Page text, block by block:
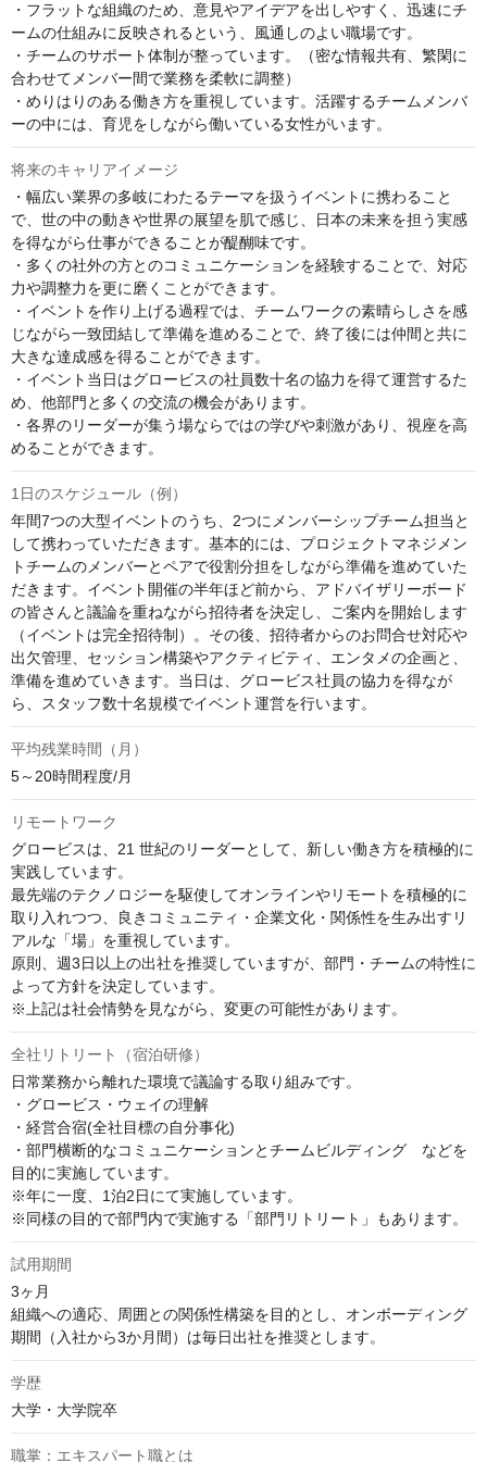
・フラットな組織のため、意見やアイデアを出しやすく、迅速にチ
ームの仕組みに反映されるという、風通しのよい職場です。
・チームのサポート体制が整っています。（密な情報共有、繁閑に
合わせてメンバー間で業務を柔軟に調整）
・めりはりのある働き方を重視しています。活躍するチームメンバ
ーの中には、育児をしながら働いている女性がいます。
将来のキャリアイメージ
・幅広い業界の多岐にわたるテーマを扱うイベントに携わること
で、世の中の動きや世界の展望を肌で感じ、日本の未来を担う実感
を得ながら仕事ができることが醍醐味です。
・多くの社外の方とのコミュニケーションを経験することで、対応
力や調整力を更に磨くことができます。
・イベントを作り上げる過程では、チームワークの素晴らしさを感
じながら一致団結して準備を進めることで、終了後には仲間と共に
大きな達成感を得ることができます。
・イベント当日はグロービスの社員数十名の協力を得て運営するた
め、他部門と多くの交流の機会があります。
・各界のリーダーが集う場ならではの学びや刺激があり、視座を高
めることができます。
1日のスケジュール（例）
年間7つの大型イベントのうち、2つにメンバーシップチーム担当と
して携わっていただきます。基本的には、プロジェクトマネジメン
トチームのメンバーとペアで役割分担をしながら準備を進めていた
だきます。イベント開催の半年ほど前から、アドバイザリーボード
の皆さんと議論を重ねながら招待者を決定し、ご案内を開始します
（イベントは完全招待制）。その後、招待者からのお問合せ対応や
出欠管理、セッション構築やアクティビティ、エンタメの企画と、
準備を進めていきます。当日は、グロービス社員の協力を得なが
ら、スタッフ数十名規模でイベント運営を行います。
平均残業時間（月）
5～20時間程度/月
リモートワーク
グロービスは、21 世紀のリーダーとして、新しい働き方を積極的に
実践しています。
最先端のテクノロジーを駆使してオンラインやリモートを積極的に
取り入れつつ、良きコミュニティ・企業文化・関係性を生み出すリ
アルな「場」を重視しています。
原則、週3日以上の出社を推奨していますが、部門・チームの特性に
よって方針を決定しています。
※上記は社会情勢を見ながら、変更の可能性があります。
全社リトリート（宿泊研修）
日常業務から離れた環境で議論する取り組みです。
・グロービス・ウェイの理解
・経営合宿(全社目標の自分事化)
・部門横断的なコミュニケーションとチームビルディング　などを
目的に実施しています。
※年に一度、1泊2日にて実施しています。
※同様の目的で部門内で実施する「部門リトリート」もあります。
試用期間
3ヶ月
組織への適応、周囲との関係性構築を目的とし、オンボーディング
期間（入社から3か月間）は毎日出社を推奨とします。
学歴
大学・大学院卒
職掌：エキスパート職とは